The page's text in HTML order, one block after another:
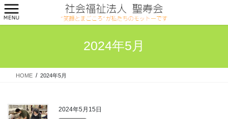
コ
ン
テ
ス
ナ
ビ
ゲ
ン
2024年5月
HOME 2024年5月
2024年5月15日